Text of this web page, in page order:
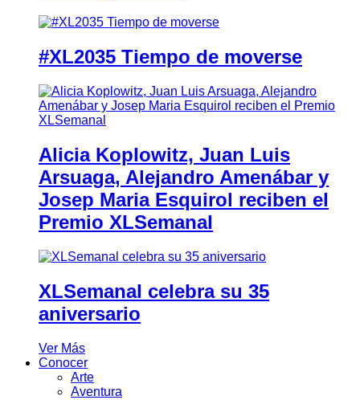
#XL2035 Tiempo de moverse
Alicia Koplowitz, Juan Luis
Arsuaga, Alejandro Amenábar y
Josep Maria Esquirol reciben el
Premio XLSemanal
XLSemanal celebra su 35
aniversario
Ver Más
Conocer
Arte
Aventura